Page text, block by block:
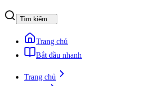
Tìm kiếm...
Trang chủ
Bắt đầu nhanh
Trang chủ